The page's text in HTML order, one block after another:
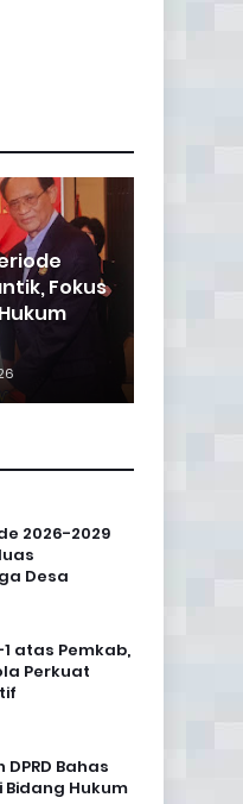
Fokus
2026-2029
Desa
1 atas Pemkab,
Perkuat
DPRD Bahas
Hukum